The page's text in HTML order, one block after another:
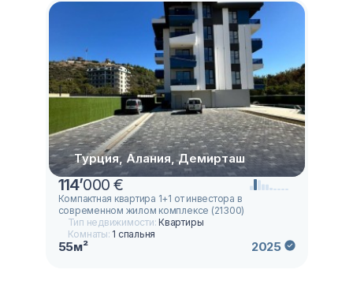
Турция, Алания, Демирташ
114’000 €
Компактная квартира 1+1 от инвестора в
современном жилом комплексе (21300)
Тип недвижимости:Квартиры
Комнаты: 1 спальня
55м² 2025